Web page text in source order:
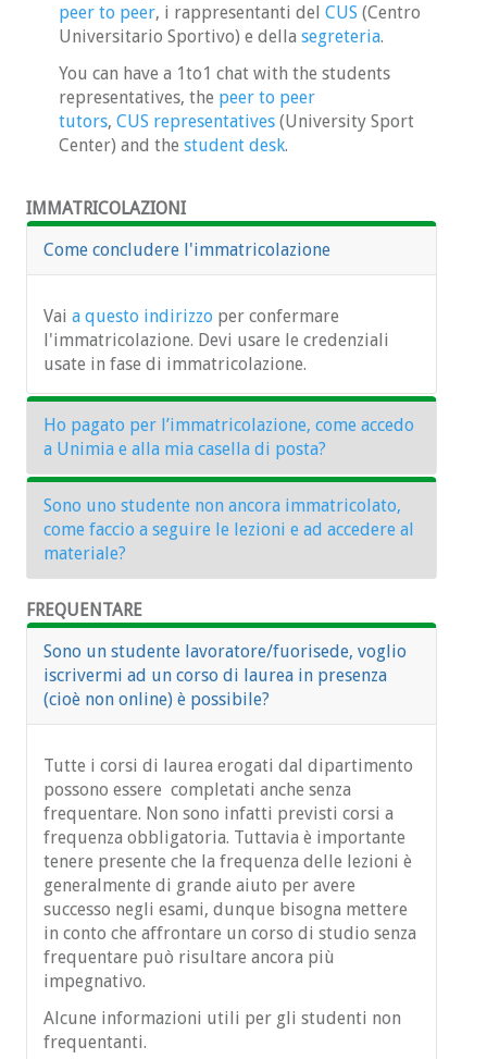
peer to peer, i rappresentanti del CUS (Centro
Universitario Sportivo) e della segreteria.
You can have a 1to1 chat with the students
representatives, the peer to peer
tutors, CUS representatives (University Sport
Center) and the student desk.
IMMATRICOLAZIONI
Come concludere l'immatricolazione
Vai a questo indirizzo per confermare
l'immatricolazione. Devi usare le credenziali
usate in fase di immatricolazione.
Ho pagato per l’immatricolazione, come accedo
a Unimia e alla mia casella di posta?
Oltre alla conferma di pagamento dovresti aver
ricevuto una mail con in allegato una ricevuta:
nella prima pagina ci sono i tuoi dati, nella
personale.
Sono uno studente non ancora immatricolato,
come faccio a seguire le lezioni e ad accedere al
materiale?
Se non sei ancora immatricolato, ma pensi di
esserlo a breve, è importante che tu non
rimanga indietro nel programma didattico, in
particolare se sei una matricola della triennale.
In generale, alcuni insegnamenti hanno accesso
pubblico al materiale, altri potrebbero avere
Distinguiamo tre casi:
(aspiranti) matricole della triennale: chiedi
ai tutor peer to peer, loro dovrebbero
saperti indicare dove reperire il materiale,
che per la maggior parte dovrebbe essere
accessibile a tutti. Se non riesci a risolvere
con l'aiuto dei tutor, scrivi al docente
responsabile dell'insegnamento.
(aspiranti) matricole magistrali che
provengono da altri atenei: nel momento in
FREQUENTARE
Sono un studente lavoratore/fuorisede, voglio
iscrivermi ad un corso di laurea in presenza
(cioè non online) è possibile?
Tutte i corsi di laurea erogati dal dipartimento
possono essere completati anche senza
frequentare. Non sono infatti previsti corsi a
frequenza obbligatoria. Tuttavia è importante
tenere presente che la frequenza delle lezioni è
generalmente di grande aiuto per avere
successo negli esami, dunque bisogna mettere
in conto che affrontare un corso di studio senza
frequentare può risultare ancora più
impegnativo.
Alcune informazioni utili per gli studenti non
frequentanti.